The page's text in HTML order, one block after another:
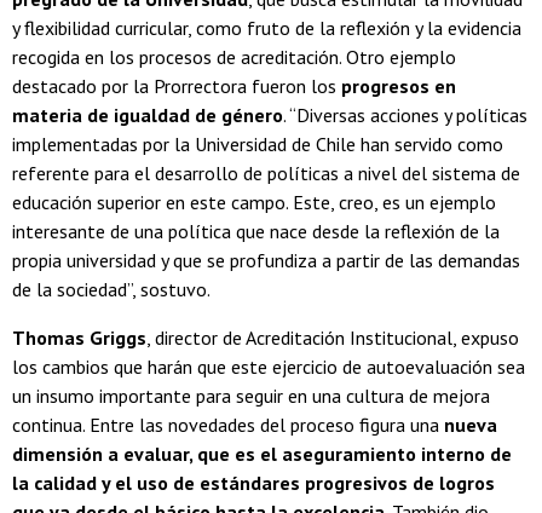
y flexibilidad curricular, como fruto de la reflexión y la evidencia
recogida en los procesos de acreditación. Otro ejemplo
destacado por la Prorrectora fueron los progresos en
materia de igualdad de género. “Diversas acciones y políticas
implementadas por la Universidad de Chile han servido como
referente para el desarrollo de políticas a nivel del sistema de
educación superior en este campo. Este, creo, es un ejemplo
interesante de una política que nace desde la reflexión de la
propia universidad y que se profundiza a partir de las demandas
de la sociedad”, sostuvo.
Thomas Griggs, director de Acreditación Institucional, expuso
los cambios que harán que este ejercicio de autoevaluación sea
un insumo importante para seguir en una cultura de mejora
continua. Entre las novedades del proceso figura una nueva
dimensión a evaluar, que es el aseguramiento interno de
la calidad y el uso de estándares progresivos de logros